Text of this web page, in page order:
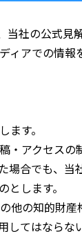
社の公式見
ィアでの情
す。
アクセスの
合でも、当
します。
他の知的財
てはならな